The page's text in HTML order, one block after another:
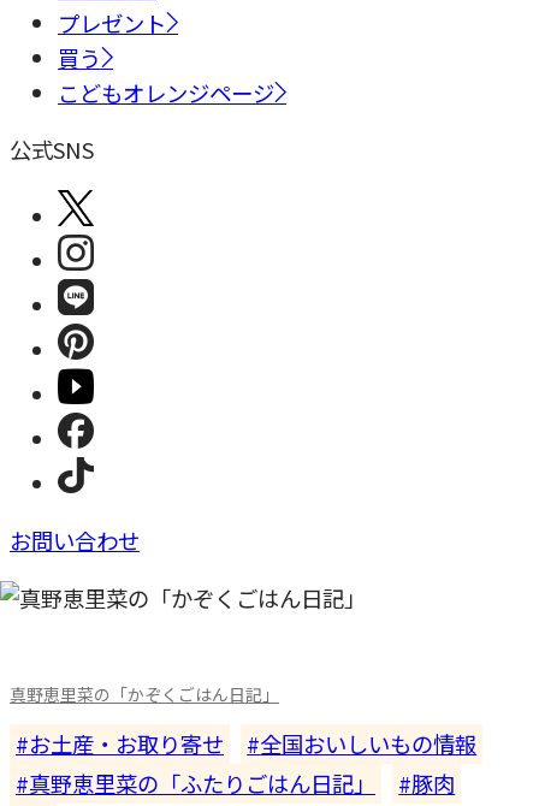
プレゼント
買う
こどもオレンジページ
公式SNS
お問い合わせ
真野恵里菜の「かぞくごはん日記」
お土産・お取り寄せ
全国おいしいもの情報
真野恵里菜の「ふたりごはん日記」
豚肉